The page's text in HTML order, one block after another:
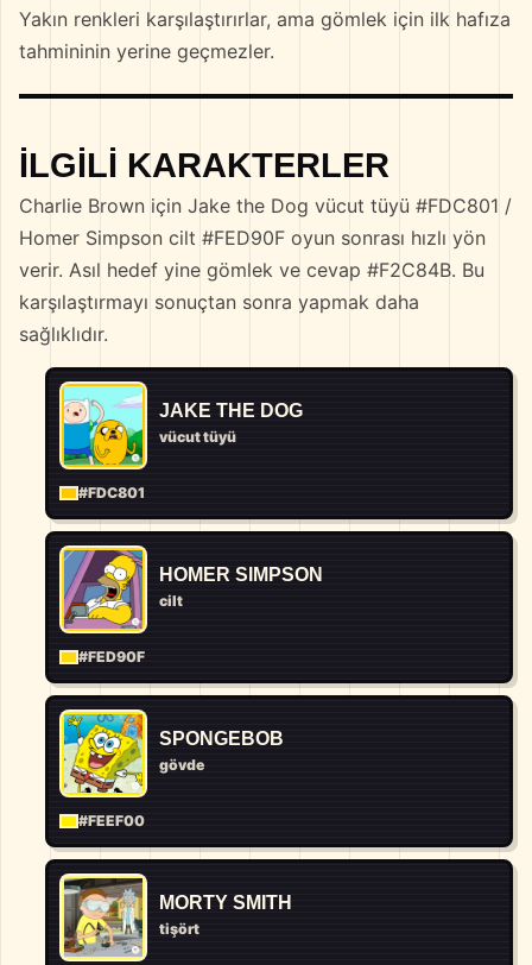
Yakın renkleri karşılaştırırlar, ama gömlek için ilk hafıza
tahmininin yerine geçmezler.
İLGILI KARAKTERLER
Charlie Brown için Jake the Dog vücut tüyü #FDC801 /
Homer Simpson cilt #FED90F oyun sonrası hızlı yön
verir. Asıl hedef yine gömlek ve cevap #F2C84B. Bu
karşılaştırmayı sonuçtan sonra yapmak daha
sağlıklıdır.
JAKE THE DOG
vücut tüyü
#FDC801
HOMER SIMPSON
cilt
#FED90F
SPONGEBOB
gövde
#FEEF00
MORTY SMITH
tişört